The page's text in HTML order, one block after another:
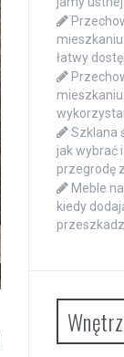
łatwy
Szklana
jak wybrać
przegrodę
Meble
kiedy